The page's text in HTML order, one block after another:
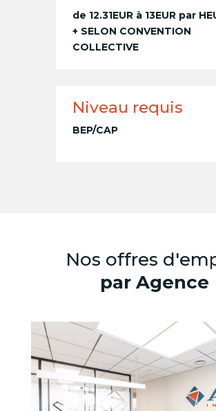
de 12.31EUR à 13EUR par
+ SELON CONVENTION
COLLECTIVE
Niveau requis
BEP/CAP
Nos offres
par Agence